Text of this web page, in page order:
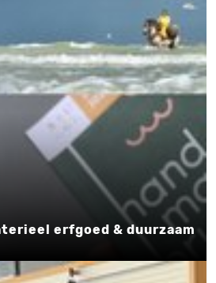
erfgoed & duurzaam